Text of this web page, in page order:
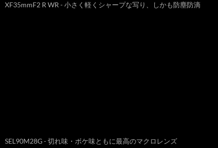
XF35mmF2 R WR - 小さく軽くシャープな写り、しかも防塵防滴
SEL90M28G - 切れ味・ボケ味ともに最高のマクロレンズ